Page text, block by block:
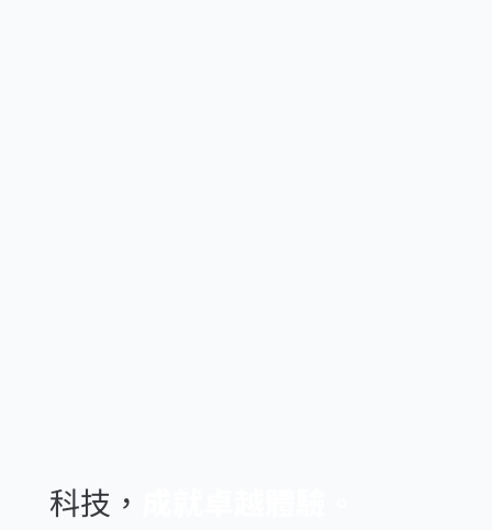
科技，